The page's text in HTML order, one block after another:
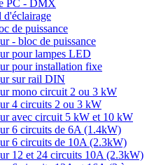
PC - DMX
de puissance
- bloc de puissance
pour lampes LED
pour installation fixe
sur rail DIN
mono circuit 2 ou 3 kW
4 circuits 2 ou 3 kW
avec circuit 5 kW et 10 kW
6 circuits de 6A (1.4kW)
6 circuits de 10A (2.3kW)
12 et 24 circuits 10A (2.3kW)